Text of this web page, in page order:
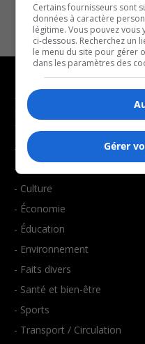
NOUVELLES
- Affaires municipales
- Communauté / Social
- Culture
- Économie
- Éducation
- Environnement
- Faits divers
- Santé et bien-être
- Sports
- Transport / Circulation
Certains fournisseurs sont
données à caractère
légitime. Vous pouvez
ci-dessous. Recherchez un
le menu du site pour gérer
dans les paramètres des
Gérer